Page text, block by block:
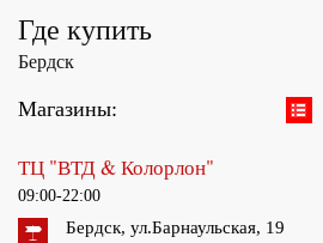
Где купить
Бердск
Магазины:
ТЦ "ВТД & Колорлон"
09:00-22:00
Бердск, ул.Барнаульская, 19